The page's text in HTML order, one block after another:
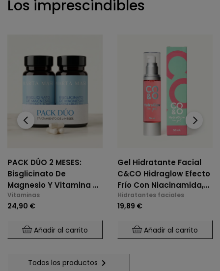
Los imprescindibles
PACK DÚO 2 MESES:
Bisglicinato De
Magnesio Y Vitamina B6
(2 X 60 Cáps.)
Vitaminas
24,90 €
Añadir al carrito
Gel Hidratante Facial
C&CO Hidraglow Efecto
Frío Con Niacinamida,
Xylitol, Panthenol,
Elastina Marina, Para
Hidratantes faciales
19,89 €
Añadir al carrito
‹ ›
Todos los productos 